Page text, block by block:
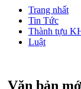
Trang nhất
Tin Tức
Thành tựu
Luật
Văn bản